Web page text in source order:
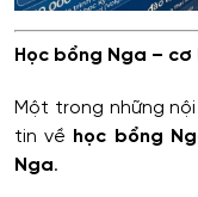
Học bổng Nga –
Một trong những
tin về học bổng
Nga.